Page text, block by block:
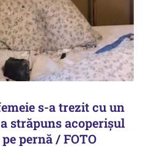
s-a trezit cu un
străpuns acoperișul
pernă / FOTO